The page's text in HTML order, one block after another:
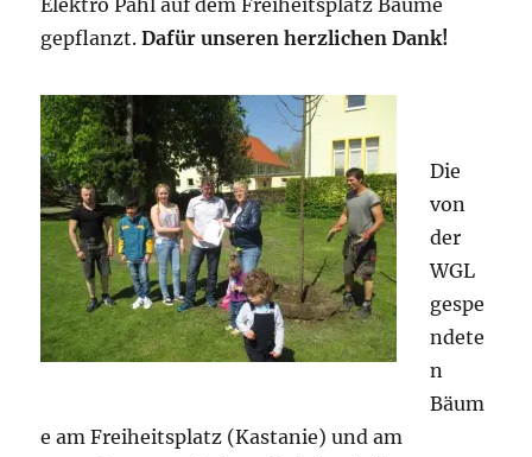
Elektro Pahl auf dem Freiheitsplatz Bäume
gepflanzt.Dafür unseren herzlichen Dank!
Die
von
der
WGL
gespe
ndete
n
Bäum
e am Freiheitsplatz (Kastanie) und am